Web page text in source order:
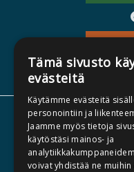
Tämä sivusto
evästeitä
Käytämme evästeitä
personointiin ja
Jaamme myös tietoja
käytöstäsi mainos- ja
voivat yhdistää ne